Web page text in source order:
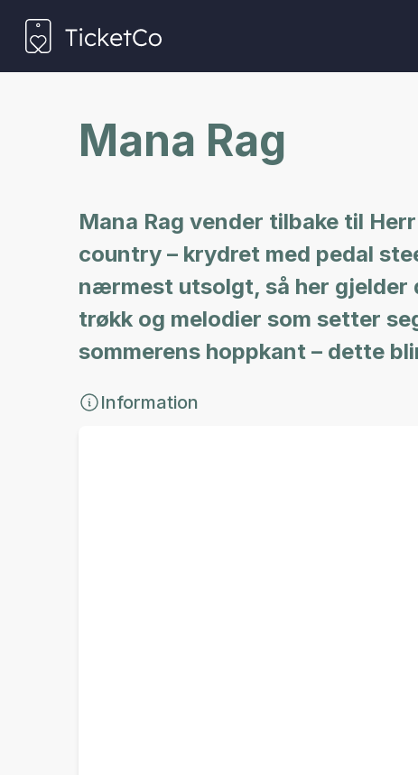
Mana Rag
Mana Rag vender tilbake til
country – krydret med pedal
nærmest utsolgt, så her gjelder
trøkk og melodier som setter
sommerens hoppkant – dette
Information